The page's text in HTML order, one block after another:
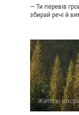
— Ти перевів
збирай речі й
Життєві історії